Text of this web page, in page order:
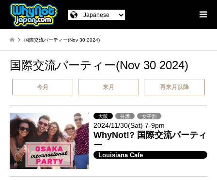
国際交流パーティー(Nov 30 2024)
国際交流パーティー(Nov 30 2024)
今月 来月 再来月以降
大阪 分煙 女子割
2024/11/30(Sat) 7-9pm
WhyNot!? 国際交流パーティ
ー
Louisiana Cafe